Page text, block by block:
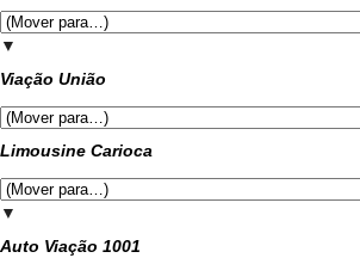
▼
Viação União
Limousine Carioca
▼
Auto Viação 1001